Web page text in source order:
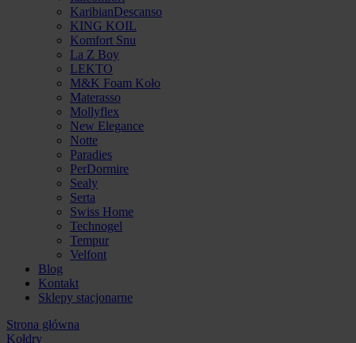
KaribianDescanso
KING KOIL
Komfort Snu
La Z Boy
LEKTO
M&K Foam Koło
Materasso
Mollyflex
New Elegance
Notte
Paradies
PerDormire
Sealy
Serta
Swiss Home
Technogel
Tempur
Velfont
Blog
Kontakt
Sklepy stacjonarne
Strona główna
Kołdry